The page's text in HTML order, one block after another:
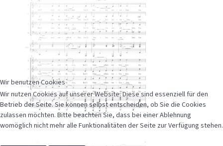
Wir benutzen Cookies
Wir nutzen Cookies auf unserer Website. Diese sind essenziell für den
Betrieb der Seite. Sie können selbst entscheiden, ob Sie die Cookies
zulassen möchten. Bitte beachten Sie, dass bei einer Ablehnung
womöglich nicht mehr alle Funktionalitäten der Seite zur Verfügung stehen.